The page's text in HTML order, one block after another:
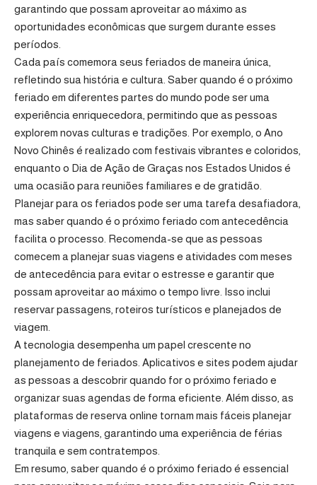
garantindo que possam aproveitar ao máximo as
oportunidades econômicas que surgem durante esses
períodos.
Cada país comemora seus feriados de maneira única,
refletindo sua história e cultura. Saber quando é o próximo
feriado em diferentes partes do mundo pode ser uma
experiência enriquecedora, permitindo que as pessoas
explorem novas culturas e tradições. Por exemplo, o Ano
Novo Chinês é realizado com festivais vibrantes e coloridos,
enquanto o Dia de Ação de Graças nos Estados Unidos é
uma ocasião para reuniões familiares e de gratidão.
Planejar para os feriados pode ser uma tarefa desafiadora,
mas saber quando é o próximo feriado com antecedência
facilita o processo. Recomenda-se que as pessoas
comecem a planejar suas viagens e atividades com meses
de antecedência para evitar o estresse e garantir que
possam aproveitar ao máximo o tempo livre. Isso inclui
reservar passagens, roteiros turísticos e planejados de
viagem.
A tecnologia desempenha um papel crescente no
planejamento de feriados. Aplicativos e sites podem ajudar
as pessoas a descobrir quando for o próximo feriado e
organizar suas agendas de forma eficiente. Além disso, as
plataformas de reserva online tornam mais fáceis planejar
viagens e viagens, garantindo uma experiência de férias
tranquila e sem contratempos.
Em resumo, saber quando é o próximo feriado é essencial